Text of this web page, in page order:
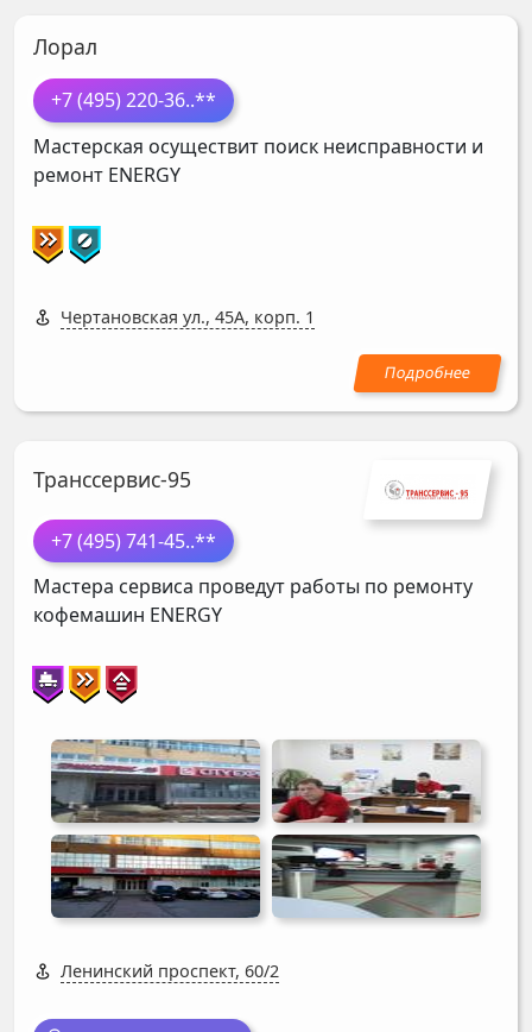
Лорал
+7 (495) 220-36..**
Мастерская осуществит поиск неисправности и
ремонт ENERGY
Чертановская ул., 45А, корп. 1
Транссервис-95
+7 (495) 741-45..**
Мастера сервиса проведут работы по ремонту
кофемашин ENERGY
Ленинский проспект, 60/2